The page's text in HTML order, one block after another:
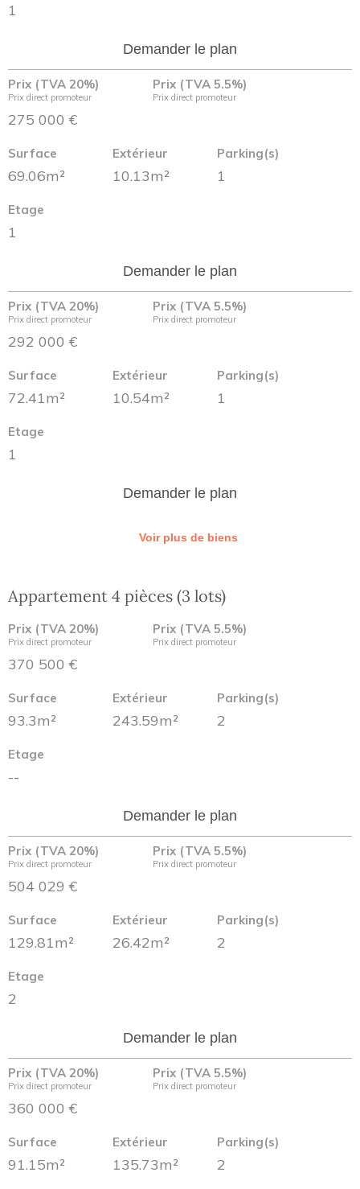
1
Demander le plan
Prix (TVA 20%)
Prix direct promoteur
275 000 €
Prix (TVA 5.5%)
Prix direct promoteur
Surface
69.06m²
Extérieur
10.13m²
Parking(s)
1
Etage
1
Demander le plan
Prix (TVA 20%)
Prix direct promoteur
292 000 €
Prix (TVA 5.5%)
Prix direct promoteur
Surface
72.41m²
Extérieur
10.54m²
Parking(s)
1
Etage
1
Demander le plan
Voir plus de biens
Appartement 4 pièces (3 lots)
Prix (TVA 20%)
Prix direct promoteur
370 500 €
Prix (TVA 5.5%)
Prix direct promoteur
Surface
93.3m²
Extérieur
243.59m²
Parking(s)
2
Etage
--
Demander le plan
Prix (TVA 20%)
Prix direct promoteur
504 029 €
Prix (TVA 5.5%)
Prix direct promoteur
Surface
129.81m²
Extérieur
26.42m²
Parking(s)
2
Etage
2
Demander le plan
Prix (TVA 20%)
Prix direct promoteur
360 000 €
Prix (TVA 5.5%)
Prix direct promoteur
Surface
91.15m²
Extérieur
135.73m²
Parking(s)
2